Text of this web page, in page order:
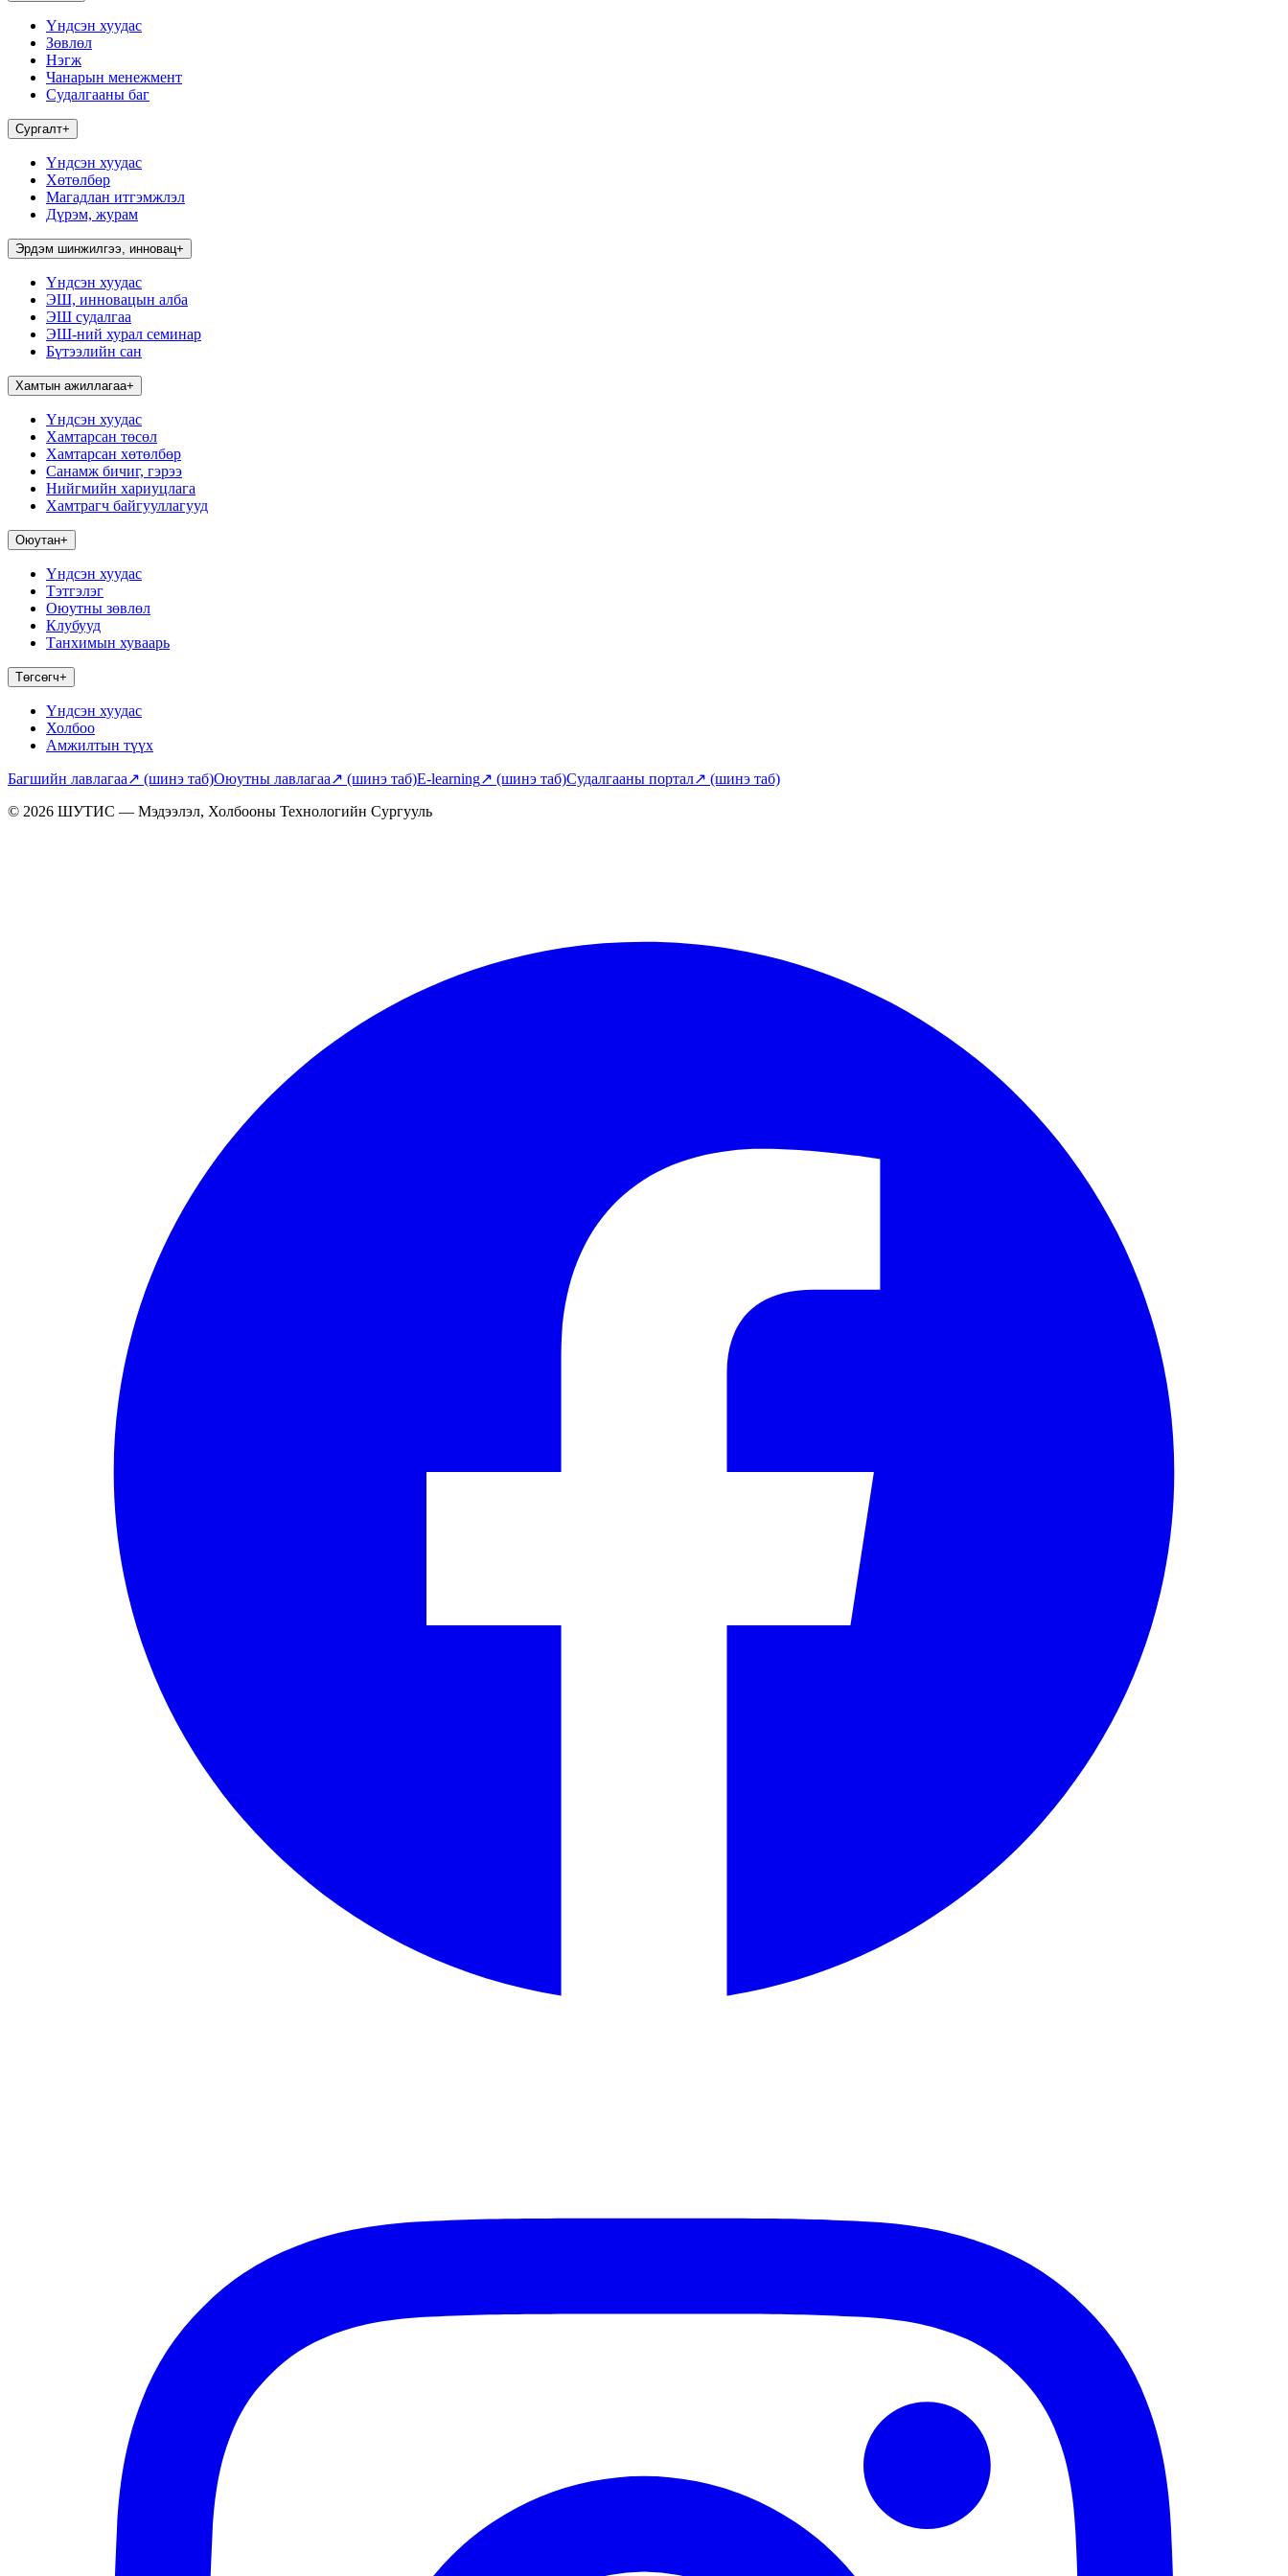
Үндсэн хуудас
Зөвлөл
Нэгж
Чанарын менежмент
Судалгааны баг
Сургалт+
Үндсэн хуудас
Хөтөлбөр
Магадлан итгэмжлэл
Дүрэм, журам
Эрдэм шинжилгээ, инновац+
Үндсэн хуудас
ЭШ, инновацын алба
ЭШ судалгаа
ЭШ-ний хурал семинар
Бүтээлийн сан
Хамтын ажиллагаа+
Үндсэн хуудас
Хамтарсан төсөл
Хамтарсан хөтөлбөр
Санамж бичиг, гэрээ
Нийгмийн хариуцлага
Хамтрагч байгууллагууд
Оюутан+
Үндсэн хуудас
Тэтгэлэг
Оюутны зөвлөл
Клубууд
Танхимын хуваарь
Төгсөгч+
Үндсэн хуудас
Холбоо
Амжилтын түүх
Багшийн лавлагаа↗ (шинэ таб)Оюутны лавлагаа↗ (шинэ таб)E-learning↗ (шинэ таб)Судалгааны портал↗ (шинэ таб)
© 2026 ШУТИС — Мэдээлэл, Холбооны Технологийн Сургууль